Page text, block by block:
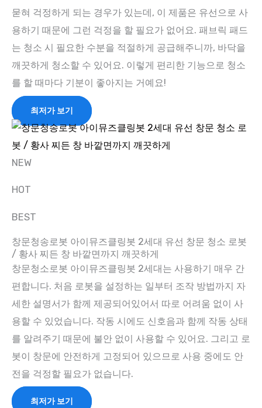
묻혀 걱정하게 되는 경우가 있는데, 이 제품은 유선으로 사
용하기 때문에 그런 걱정을 할 필요가 없어요. 패브릭 패드
는 청소 시 필요한 수분을 적절하게 공급해주니까, 바닥을
깨끗하게 청소할 수 있어요. 이렇게 편리한 기능으로 청소
를 할 때마다 기분이 좋아지는 거예요!
최저가 보기
NEW
HOT
BEST
창문청송로봇 아이뮤즈클링봇 2세대 유선 창문 청소 로봇
/ 황사 찌든 창 바깥면까지 깨끗하게
창문청소로봇 아이뮤즈클링봇 2세대는 사용하기 매우 간
편합니다. 처음 로봇을 설정하는 일부터 조작 방법까지 자
세한 설명서가 함께 제공되어있어서 따로 어려움 없이 사
용할 수 있었습니다. 작동 시에도 신호음과 함께 작동 상태
를 알려주기 때문에 불안 없이 사용할 수 있어요. 그리고 로
봇이 창문에 안전하게 고정되어 있으므로 사용 중에도 안
전을 걱정할 필요가 없습니다.
최저가 보기